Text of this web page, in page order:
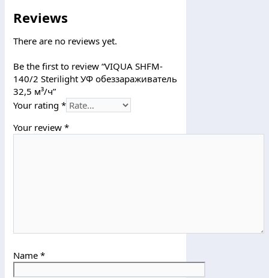
Reviews
There are no reviews yet.
Be the first to review “VIQUA SHFM-
140/2 Sterilight УФ обеззараживатель
32,5 м³/ч”
Your rating *
Your review *
Name *